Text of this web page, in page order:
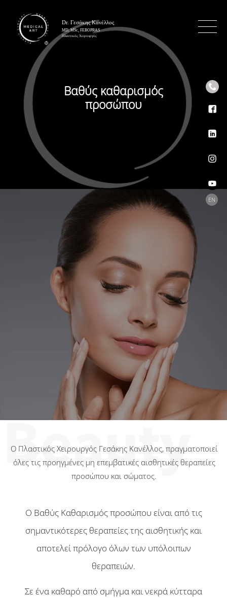
EN
Βαθύς καθαρισμός
προσώπου
Ο Πλαστικός Χειρουργός Γεσάκης Κανέλλος, πραγματοποιεί
όλες τις προηγμένες μη επεμβατικές αισθητικές θεραπείες
προσώπου και σώματος.
Ο Βαθύς Καθαρισμός προσώπου είναι από τις
σημαντικότερες θεραπείες της αισθητικής και
αποτελεί πρόλογο όλων των υπόλοιπων
θεραπειών.
Σε ένα καθαρό από σμήγμα και νεκρά κύτταρα